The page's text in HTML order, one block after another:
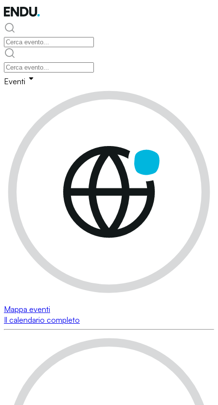
Eventi
Mappa eventi
Il calendario completo